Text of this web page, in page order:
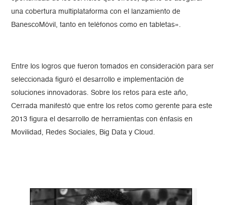
una cobertura multiplataforma con el lanzamiento de
BanescoMóvil, tanto en teléfonos como en tabletas».
Entre los logros que fueron tomados en consideración para ser
seleccionada figuró el desarrollo e implementación de
soluciones innovadoras. Sobre los retos para este año,
Cerrada manifestó que entre los retos como gerente para este
2013 figura el desarrollo de herramientas con énfasis en
Movilidad, Redes Sociales, Big Data y Cloud.